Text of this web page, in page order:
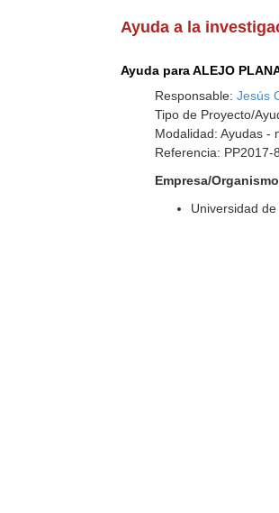
Ayuda a la
Ayuda para ALEJO
Responsable:Jesús
Tipo de Proyecto/
Modalidad: Ayudas -
Referencia: PP2017-
Empresa/
Universidad de